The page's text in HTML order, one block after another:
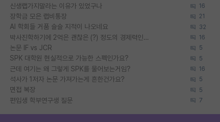
신생랩가지말라는 이유가 있었구나 16
장학금 모은 랩비통장 21
AI 학회들 거품 슬슬 지적이 나오네요 32
박사진학하기에 2억은 괜찮은 (?) 정도의 경제력인가요 16
논문 IF vs JCR 5
SPK 대학원 현실적으로 가능한 스펙인가요? 5
근데 여기는 왜 그렇게 SPK를 물어보는거임? 16
석사가 1저자 논문 가져가는게 흔한건가요? 5
면접 복장 5
편입생 학부연구생 질문 7